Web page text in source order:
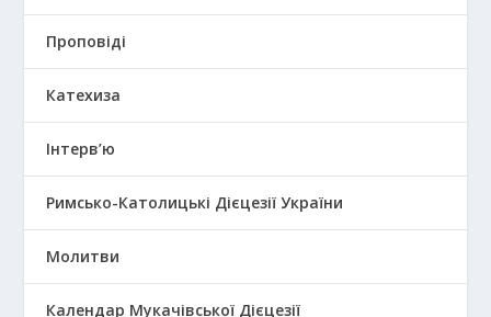
Проповіді
Катехиза
Інтерв’ю
Римсько-Католицькі Дієцезії України
Молитви
Календар Мукачівської Дієцезії